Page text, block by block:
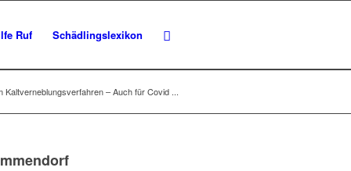
Ruf Schädlingslexikon
Kaltverneblungsverfahren – Auch für Covid ...